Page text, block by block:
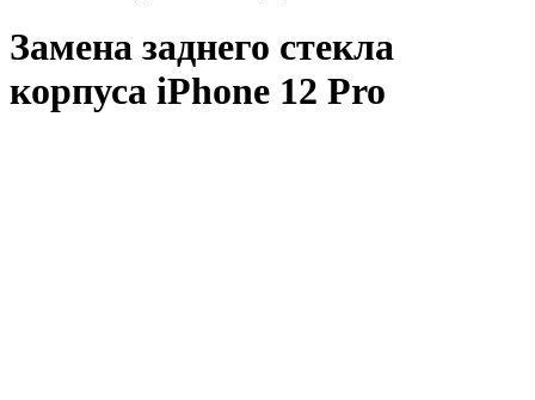
Замена заднего стекла
корпуса iPhone 12 Pro